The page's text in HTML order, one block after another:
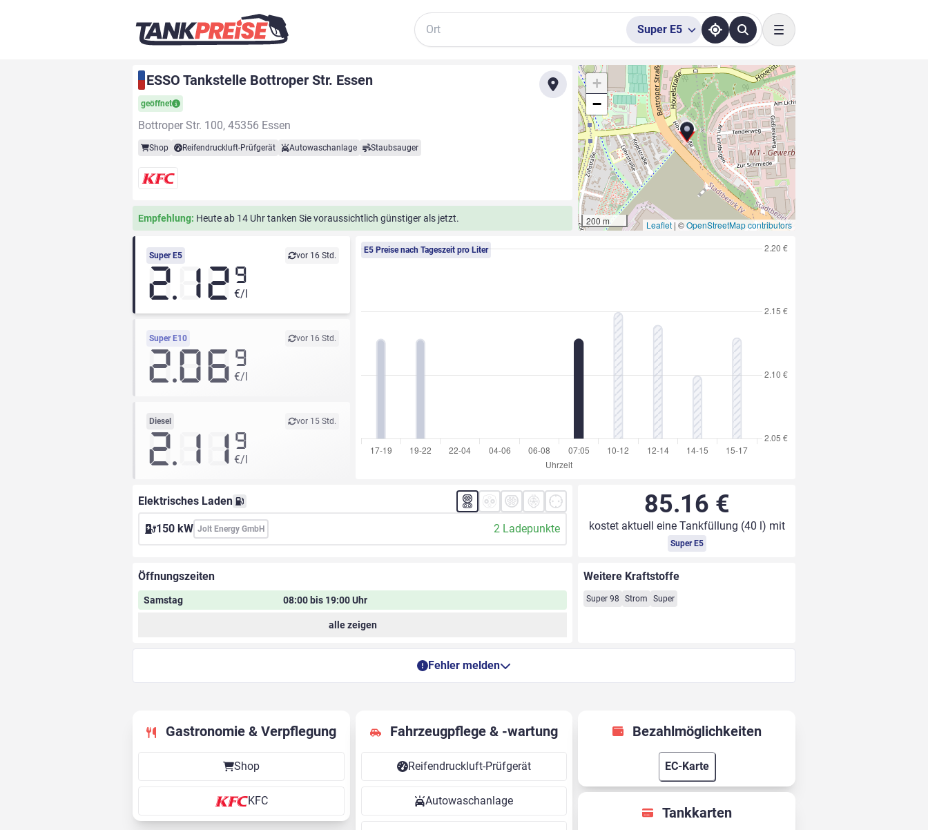
Suche
Super E5
Toggle navigation
ESSO Tankstelle Bottroper Str. Essen
geöffnet
Bottroper Str. 100, 45356 Essen
Shop Reifendruckluft-Prüfgerät Autowaschanlage Staubsauger
Empfehlung: Heute ab 14 Uhr tanken Sie voraussichtlich günstiger als jetzt.
+
−
200 m Leaflet | ©OpenStreetMap contributors
Super E5 vor 16 Std.
2.12 9
€/l
Super E10 vor 16 Std.
2.06 9
€/l
Diesel vor 15 Std.
2.11 9
€/l
E5 Preise nach Tageszeit pro Liter
Elektrisches Laden
150 kW Jolt Energy GmbH 2 Ladepunkte
85.16 €
kostet aktuell eine Tankfüllung (40 l) mit
Super E5
Öffnungszeiten
Samstag 08:00 bis 19:00 Uhr
alle zeigen
Weitere Kraftstoffe
Super 98 Strom Super
Fehler melden
Gastronomie & Verpflegung
Shop
KFC
Fahrzeugpflege & -wartung
Reifendruckluft-Prüfgerät
Autowaschanlage
Bezahlmöglichkeiten
EC-Karte
Tankkarten